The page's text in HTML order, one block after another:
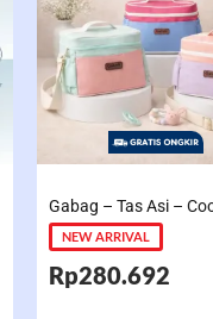
NEW ARRIVAL
Rp280.692